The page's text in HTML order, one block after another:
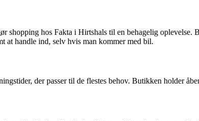
shopping hos Fakta i Hirtshals til en behagelig
at handle ind, selv hvis man kommer med bil.
der passer til de flestes behov. Butikken holder